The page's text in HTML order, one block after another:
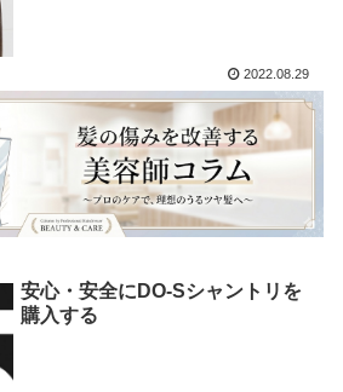
2022.08.29
安心・安全にDO-Sシャントリを
購入する